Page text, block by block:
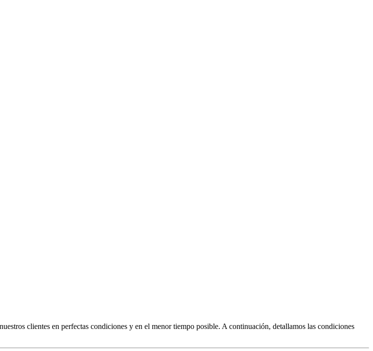
clientes en perfectas condiciones y en el menor tiempo posible. A continuación, detallamos las condiciones